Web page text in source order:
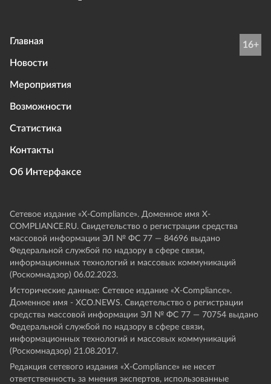
Главная
Новости
Мероприятия
Возможности
Статистика
Контакты
Об Интерфаксе
16+
Сетевое издание «Х-Compliance». Доменное имя X-
COMPLIANCE.RU. Свидетельство о регистрации средства
массовой информации ЭЛ № ФС 77 — 84696 выдано
Федеральной службой по надзору в сфере связи,
информационных технологий и массовых коммуникаций
(Роскомнадзор) 06.02.2023.
Исторические данные: Сетевое издание «Х-Compliance».
Доменное имя - XCO.NEWS. Свидетельство о регистрации
средства массовой информации ЭЛ № ФС 77 — 70754 выдано
Федеральной службой по надзору в сфере связи,
информационных технологий и массовых коммуникаций
(Роскомнадзор) 21.08.2017.
Редакция сетевого издания «X-Compliance» не несет
ответственность за мнения экспертов, использованные